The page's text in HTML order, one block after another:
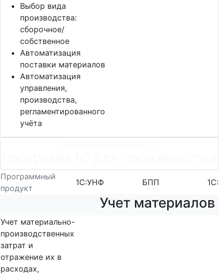
Выбор вида
производства:
сборочное/
собственное
Автоматизация
поставки материалов
Автоматизация
управления,
производства,
регламентированного
учёта
Программный
продукт
1С:УНФ БПП
Учет материалов
Учет материально-
производственных
затрат и
отражение их в
расходах,